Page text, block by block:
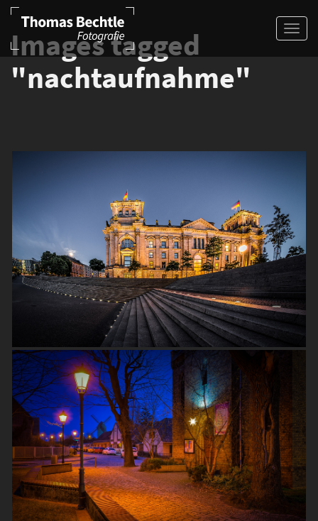
Images tagged
"nachtaufnahme"